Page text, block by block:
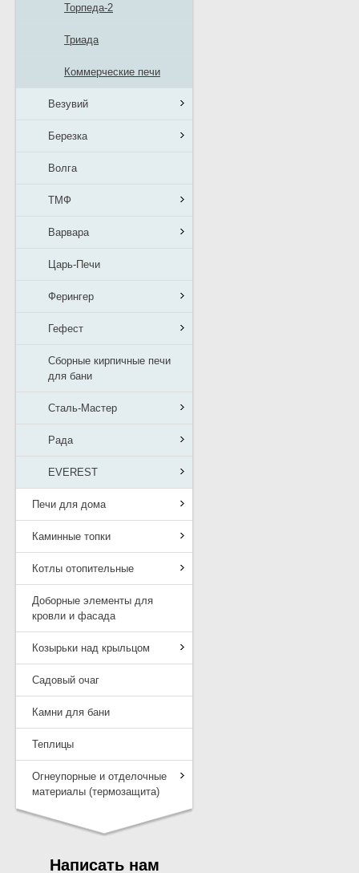
Торпеда-2
Триада
Коммерческие печи
Везувий
Березка
Волга
ТМФ
Варвара
Царь-Печи
Ферингер
Гефест
Сборные кирпичные печи
для бани
Сталь-Мастер
Рада
EVEREST
Печи для дома
Каминные топки
Котлы отопительные
Доборные элементы для
кровли и фасада
Козырьки над крыльцом
Садовый очаг
Камни для бани
Теплицы
Огнеупорные и отделочные
материалы (термозащита)
Написать нам